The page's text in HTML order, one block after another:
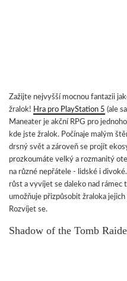
Zažijte nejvyšší mocnou fantazii
žralok! Hra pro PlayStation 5 (ale
Maneater je akční RPG pro
kde jste žralok. Počínaje malým
drsný svět a zároveň se projít
prozkoumáte velký a rozmanitý
na různé nepřátele - lidské i
růst a vyvíjet se daleko nad rámec
umožňuje přizpůsobit žraloka
Rozvíjet se.
Shadow of the Tomb